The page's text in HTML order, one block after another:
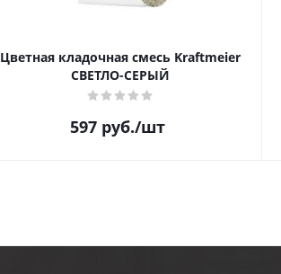
Цветная кладочная смесь Kraftmeier
СВЕТЛО-СЕРЫЙ
597руб./шт